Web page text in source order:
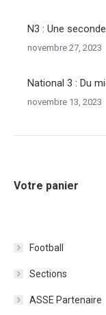
N3 : Une
novembre 27, 2023
National 3 : Du
novembre 13, 2023
Votre panier
Football
Sections
ASSE Partenaire